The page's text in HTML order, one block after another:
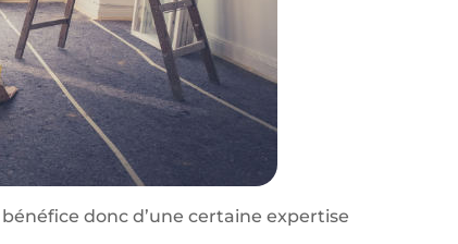
donc d’une certaine expertise